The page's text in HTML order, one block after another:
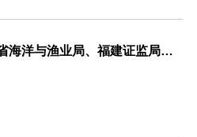
多方联动赋能海洋产业！省海洋与渔业局、福建证监局、北交所、市委金融办联合走访亚通新材料调研座谈！